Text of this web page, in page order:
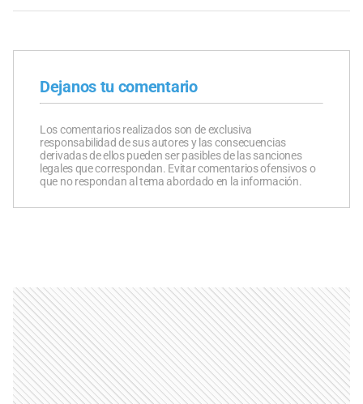
Dejanos tu comentario
Los comentarios realizados son de exclusiva
responsabilidad de sus autores y las consecuencias
derivadas de ellos pueden ser pasibles de las sanciones
legales que correspondan. Evitar comentarios ofensivos o
que no respondan al tema abordado en la información.